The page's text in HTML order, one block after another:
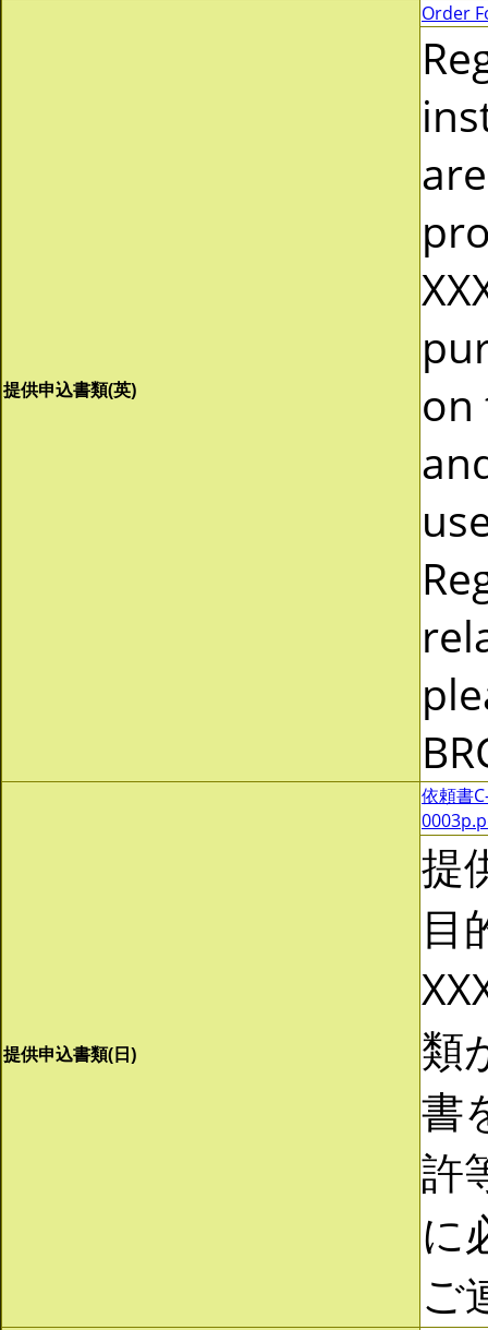
提供申込書類(英)
Order
on
提供申込書類(日)
依頼書
提
目
類
書
許
に
ご